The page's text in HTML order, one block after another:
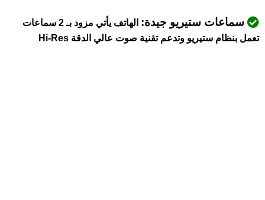
سماعات ستيريو جيدة:
الهاتف يأتي مزود بـ 2 سماعات
تعمل بنظام ستيريو وتدعم تقنية صوت عالي الدقة Hi-Res